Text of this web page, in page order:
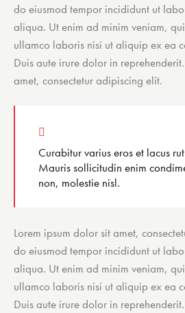
do eiusmod tempor incididunt ut
aliqua. Ut enim ad minim veniam,
ullamco laboris nisi ut aliquip ex ea
Duis aute irure dolor in
amet, consectetur adipiscing elit.
Curabitur varius eros et lacus
Mauris sollicitudin enim
non, molestie nisl.
Lorem ipsum dolor sit amet,
do eiusmod tempor incididunt ut
aliqua. Ut enim ad minim veniam,
ullamco laboris nisi ut aliquip ex ea
Duis aute irure dolor in